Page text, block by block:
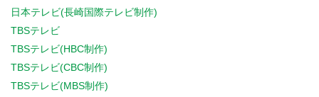
日本テレビ(長崎国際テレビ制作)
TBSテレビ
TBSテレビ(HBC制作)
TBSテレビ(CBC制作)
TBSテレビ(MBS制作)